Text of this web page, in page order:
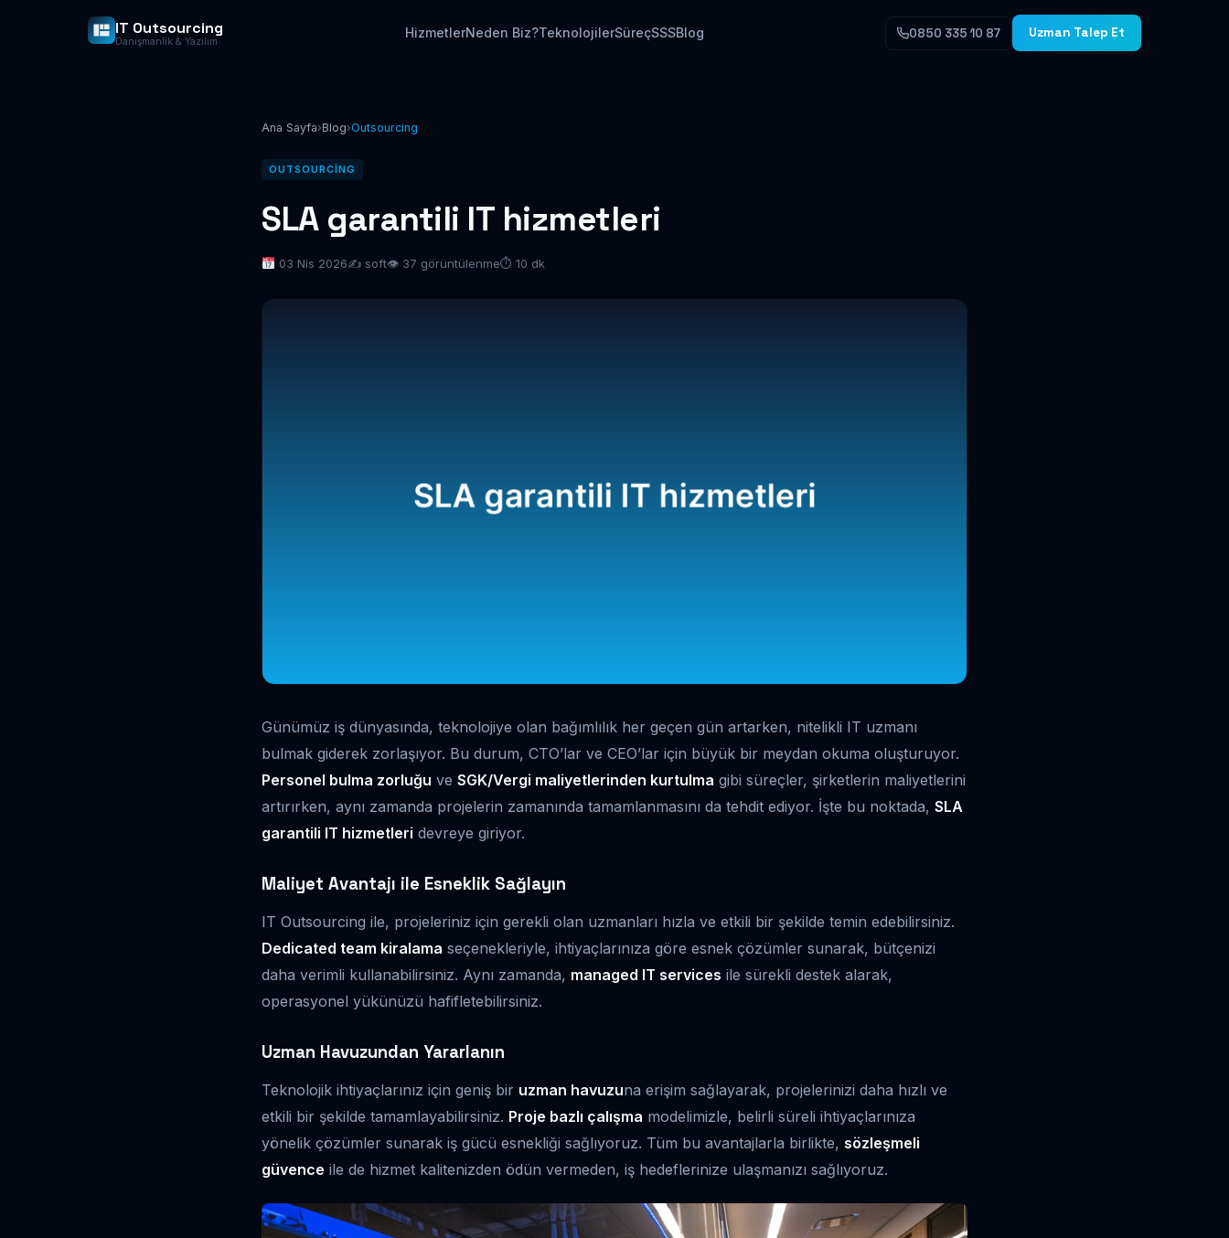
IT Outsourcing
Danışmanlık & Yazılım
HizmetlerNeden Biz?TeknolojilerSüreçSSSBlog 0850 335 10 87 Uzman Talep Et
Ana Sayfa›Blog›Outsourcing
OUTSOURCING
SLA garantili IT hizmetleri
03 Nis 2026✍️ soft👁 37 görüntülenme⏱ 10 dk
Günümüz iş dünyasında, teknolojiye olan bağımlılık her geçen gün artarken, nitelikli IT uzmanı
bulmak giderek zorlaşıyor. Bu durum, CTO’lar ve CEO’lar için büyük bir meydan okuma oluşturuyor.
Personel bulma zorluğu ve SGK/Vergi maliyetlerinden kurtulma gibi süreçler, şirketlerin maliyetlerini
artırırken, aynı zamanda projelerin zamanında tamamlanmasını da tehdit ediyor. İşte bu noktada, SLA
garantili IT hizmetleri devreye giriyor.
Maliyet Avantajı ile Esneklik Sağlayın
IT Outsourcing ile, projeleriniz için gerekli olan uzmanları hızla ve etkili bir şekilde temin edebilirsiniz.
Dedicated team kiralama seçenekleriyle, ihtiyaçlarınıza göre esnek çözümler sunarak, bütçenizi
daha verimli kullanabilirsiniz. Aynı zamanda, managed IT services ile sürekli destek alarak,
operasyonel yükünüzü hafifletebilirsiniz.
Uzman Havuzundan Yararlanın
Teknolojik ihtiyaçlarınız için geniş bir uzman havuzuna erişim sağlayarak, projelerinizi daha hızlı ve
etkili bir şekilde tamamlayabilirsiniz. Proje bazlı çalışma modelimizle, belirli süreli ihtiyaçlarınıza
yönelik çözümler sunarak iş gücü esnekliği sağlıyoruz. Tüm bu avantajlarla birlikte, sözleşmeli
güvence ile de hizmet kalitenizden ödün vermeden, iş hedeflerinize ulaşmanızı sağlıyoruz.